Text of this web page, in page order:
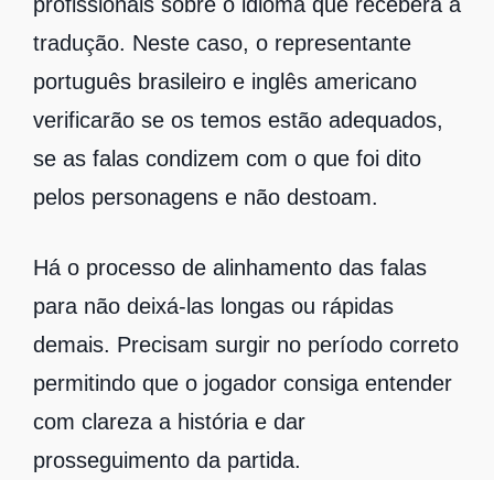
tradução. Neste caso, o representante
português brasileiro e inglês americano
verificarão se os temos estão adequados,
se as falas condizem com o que foi dito
pelos personagens e não destoam.
Há o processo de alinhamento das falas
para não deixá-las longas ou rápidas
demais. Precisam surgir no período correto
permitindo que o jogador consiga entender
com clareza a história e dar
prosseguimento da partida.